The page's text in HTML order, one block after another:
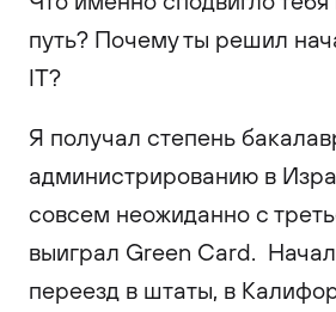
путь? Почему ты решил
IT?
Я получал степень
администрированию в
совсем неожиданно с
выиграл Green Card.
переезд в штаты, в